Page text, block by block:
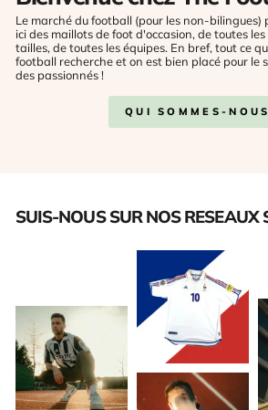
Le marché du football (pour les non-bilingues)
ici des maillots de foot d'occasion, de toutes
tailles, de toutes les équipes. En bref, tout ce
football recherche et on est bien placé pour le
des passionnés !
QUI SOMMES-
SUIS-NOUS SUR NOS RESEAUX